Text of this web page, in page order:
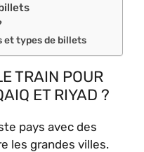
et types de billets
TRAIN POUR
ET RIYAD ?
pays avec des
les grandes villes.